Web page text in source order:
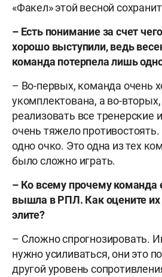
«Факел» этой весной
– Есть понимание за счет
хорошо выступили, ведь
команда потерпела лишь
– Во-первых, команда очень
укомплектована, а во-
реализовать все тренерские
очень тяжело
одно очко. Это одна из тех
было сложно играть.
– Ко всему прочему
вышла в РПЛ. Как оцените их
элите?
– Сложно спрогнозировать.
нужно усиливаться, они это
другой уровень